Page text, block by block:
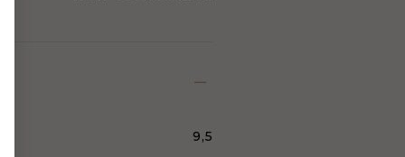
9,5